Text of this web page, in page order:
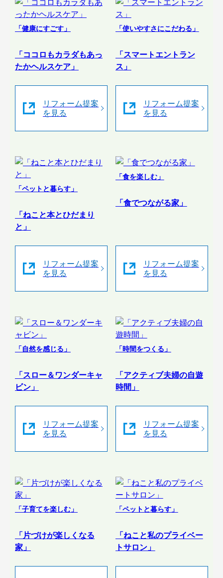
「健康にすごす」
「ココロもカラダもあっ
たかヘルスケア」
リフォーム提案
を見る
「使いやすさにこだわる」
「スマートエントラン
ス」
リフォーム提案
を見る
「ペットと暮らす」
「ねこと本とひだまり
と」
リフォーム提案
を見る
「食を楽しむ」
「食でつながる家」
リフォーム提案
を見る
「自然を感じる」
「スロー＆ワンダーキャ
ビン」
リフォーム提案
を見る
「時間をつくる」
「アクティブ夫婦の自遊
時間」
リフォーム提案
を見る
「子育てを楽しむ」
「片づけが楽しくなる
家」
「ペットと暮らす」
「ねこと私のプライベー
トサロン」